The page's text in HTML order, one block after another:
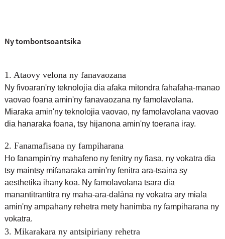
Ny tombontsoantsika
1. Ataovy velona ny fanavaozana
Ny fivoaran'ny teknolojia dia afaka mitondra fahafaha-manao
vaovao foana amin'ny fanavaozana ny famolavolana.
Miaraka amin'ny teknolojia vaovao, ny famolavolana vaovao
dia hanaraka foana, tsy hijanona amin'ny toerana iray.
2. Fanamafisana ny fampiharana
Ho fanampin'ny mahafeno ny fenitry ny fiasa, ny vokatra dia
tsy maintsy mifanaraka amin'ny fenitra ara-tsaina sy
aesthetika ihany koa. Ny famolavolana tsara dia
manantitrantitra ny maha-ara-dalàna ny vokatra ary miala
amin'ny ampahany rehetra mety hanimba ny fampiharana ny
vokatra.
3. Mikarakara ny antsipiriany rehetra